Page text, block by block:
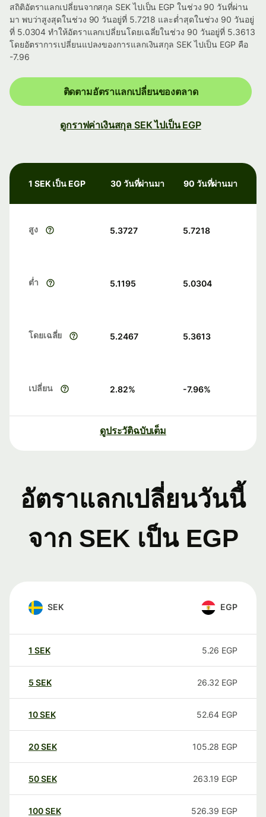
สถิติอัตราแลกเปลี่ยนจากสกุล SEK ไปเป็น EGP ในช่วง 90 วันที่ผ่าน
มา พบว่าสูงสุดในช่วง 90 วันอยู่ที่ 5.7218 และต่ำสุดในช่วง 90 วันอยู่
ที่ 5.0304 ทำให้อัตราแลกเปลี่ยนโดยเฉลี่ยในช่วง 90 วันอยู่ที่ 5.3613
โดยอัตราการเปลี่ยนแปลงของการแลกเงินสกุล SEK ไปเป็น EGP คือ
-7.96
ติดตามอัตราแลกเปลี่ยนของตลาด
ดูกราฟค่าเงินสกุล SEK ไปเป็น EGP
1 SEK เป็น EGP 30 วันที่ผ่านมา 90 วันที่ผ่านมา
สูง 5.3727 5.7218
ต่ำ 5.1195 5.0304
โดยเฉลี่ย 5.2467 5.3613
เปลี่ยน 2.82% -7.96%
ดูประวัติฉบับเต็ม
อัตราแลกเปลี่ยนวันนี้
จาก SEK เป็น EGP
SEK EGP
1 SEK 5.26 EGP
5 SEK 26.32 EGP
10SEK 52.64 EGP
20SEK 105.28 EGP
50SEK 263.19 EGP
100SEK 526.39 EGP